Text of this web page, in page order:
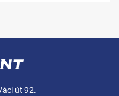
út 92.